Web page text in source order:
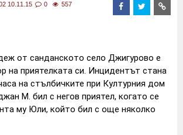
10.11.15 0 557
от санданското село Джигурово е
на приятелката си. Инцидентът стана
на стълбичките при Културния дом
М. бил с негов приятел, когато се
му Юли, който бил с още няколко